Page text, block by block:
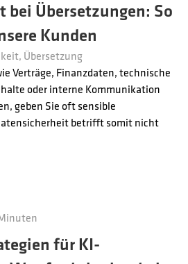
bei Übersetzungen: So
Kunden
Übersetzung
Verträge, Finanzdaten, technische
oder interne Kommunikation
geben Sie oft sensible
betrifft somit nicht
für KI-